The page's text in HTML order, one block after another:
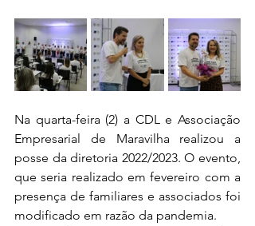
Na quarta-feira (2) a CDL e Associação
Empresarial de Maravilha realizou a
posse da diretoria 2022/2023. O evento,
que seria realizado em fevereiro com a
presença de familiares e associados foi
modificado em razão da pandemia.